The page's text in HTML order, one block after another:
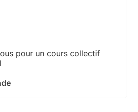
pour un cours collectif